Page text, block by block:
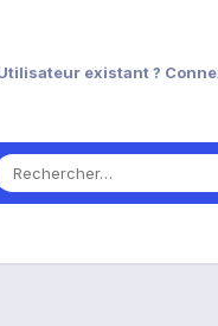
existant ?